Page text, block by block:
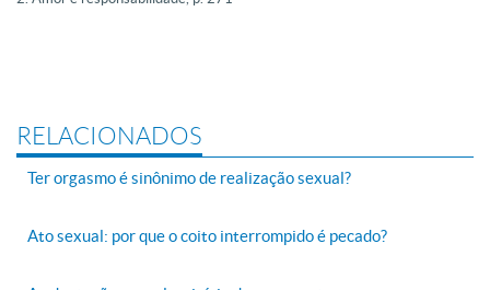
RELACIONADOS
Ter orgasmo é sinônimo de realização sexual?
Ato sexual: por que o coito interrompido é pecado?